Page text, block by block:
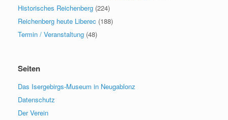
Historisches Reichenberg (224)
Reichenberg heute Liberec (188)
Termin / Veranstaltung (48)
Seiten
Das Isergebirgs-Museum in Neugablonz
Datenschutz
Der Verein